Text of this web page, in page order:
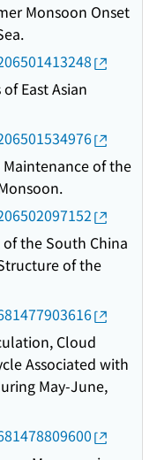
Monsoon Onset
East Asian
of the
the South China
of the
Cloud
Associated with
May-June,